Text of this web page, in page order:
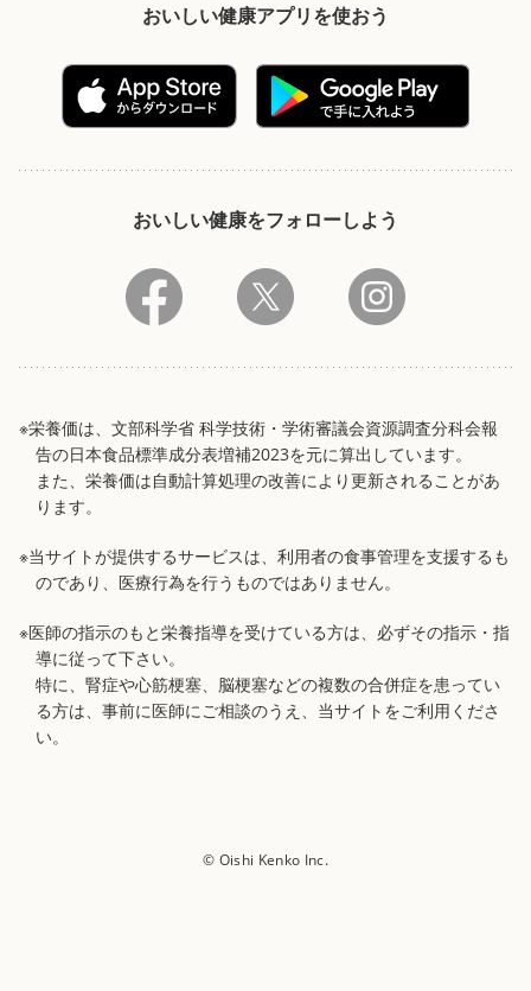
おいしい健康アプリを使おう
おいしい健康をフォローしよう
※栄養価は、文部科学省 科学技術・学術審議会資源調査分科会報
告の日本食品標準成分表増補2023を元に算出しています。
また、栄養価は自動計算処理の改善により更新されることがあ
ります。
※当サイトが提供するサービスは、利用者の食事管理を支援するも
のであり、医療行為を行うものではありません。
※医師の指示のもと栄養指導を受けている方は、必ずその指示・指
導に従って下さい。
特に、腎症や心筋梗塞、脳梗塞などの複数の合併症を患ってい
る方は、事前に医師にご相談のうえ、当サイトをご利用くださ
い。
© Oishi Kenko Inc.